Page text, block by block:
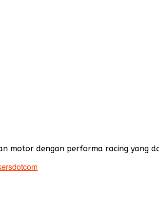
motor dengan performa racing yang